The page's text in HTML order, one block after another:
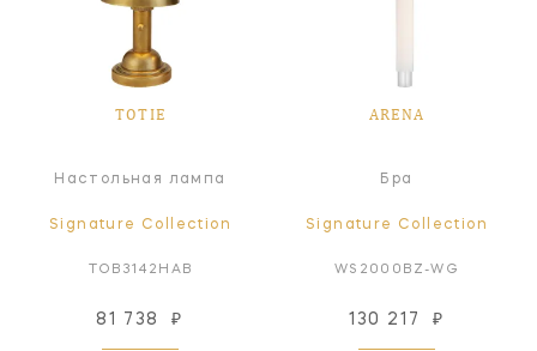
TOTIE
Настольная лампа
Signature Collection
TOB3142HAB
81 738 ₽
ARENA
Бра
Signature Collection
WS2000BZ-WG
130 217 ₽